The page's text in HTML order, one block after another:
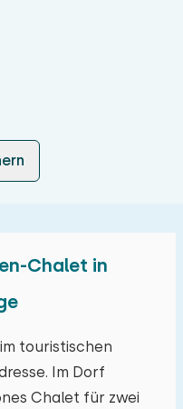
Chalet in
touristischen
Im Dorf
Chalet für zwei
Fr Sa